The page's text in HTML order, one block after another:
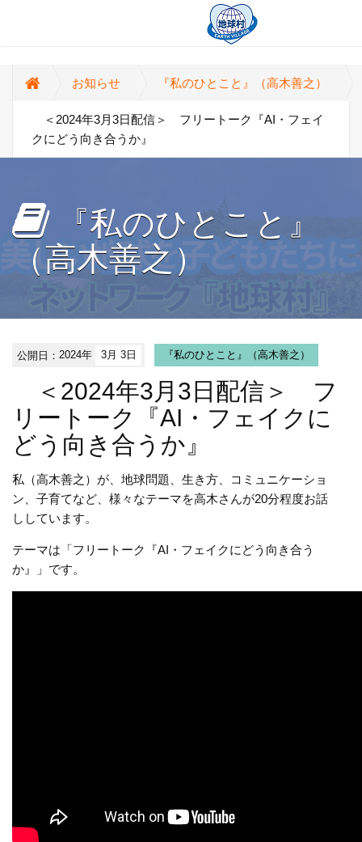
お知らせ 『私のひとこと』（高木善之）
＜2024年3月3日配信＞ フリートーク『AI・フェイ
クにどう向き合うか』
『私のひとこと』
（高木善之）
公開日：2024年 3月 3日 『私のひとこと』（高木善之）
＜2024年3月3日配信＞ フ
リートーク『AI・フェイクに
どう向き合うか』
私（高木善之）が、地球問題、生き方、コミュニケーショ
ン、子育てなど、様々なテーマを高木さんが20分程度お話
ししています。
テーマは「フリートーク『AI・フェイクにどう向き合う
か』」です。